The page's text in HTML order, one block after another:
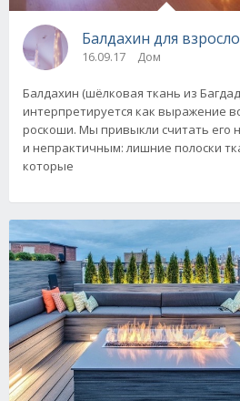
Балдахин для
16.09.17 Дом
Балдахин (шёлковая ткань из
интерпретируется как выражение
роскоши. Мы привыкли считать его
и непрактичным: лишние полоски
которые